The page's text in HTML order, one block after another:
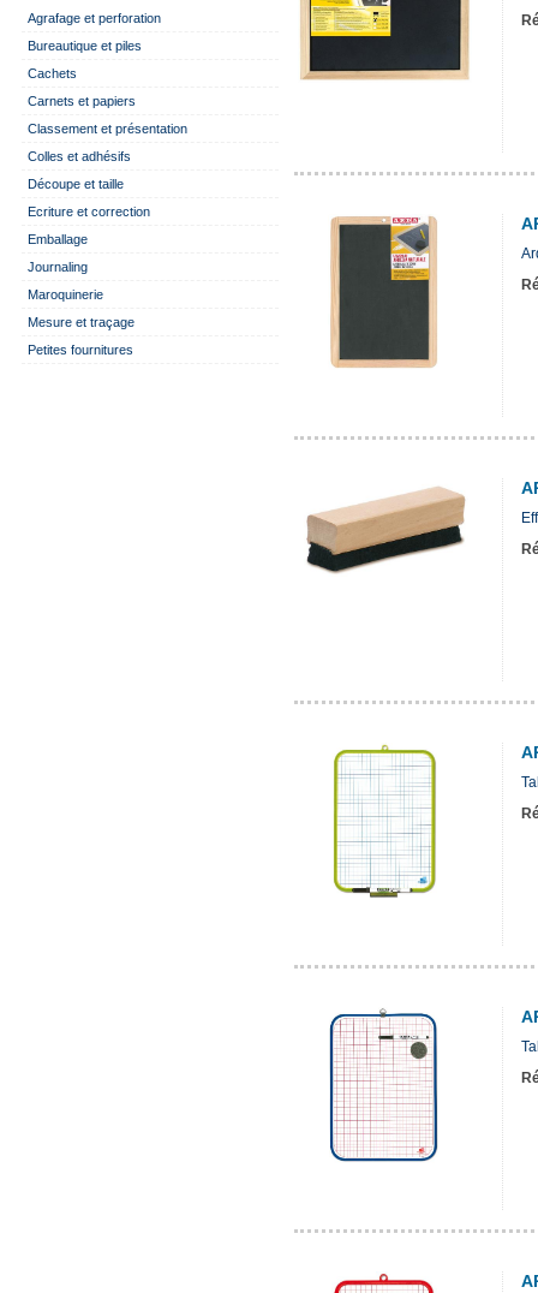
Agrafage et perforation
Bureautique et piles
Cachets
Carnets et papiers
Classement et présentation
Colles et adhésifs
Découpe et taille
Ecriture et correction
Emballage
Journaling
Maroquinerie
Mesure et traçage
Petites fournitures